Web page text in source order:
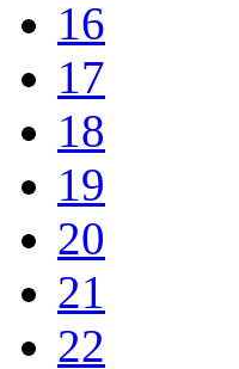
16
17
18
19
20
21
22